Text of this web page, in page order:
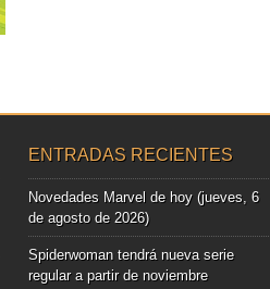
ENTRADAS RECIENTES
Novedades Marvel de hoy (jueves, 6
de agosto de 2026)
Spiderwoman tendrá nueva serie
regular a partir de noviembre